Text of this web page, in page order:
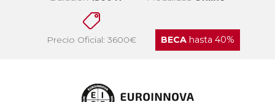
Precio Oficial: 3600€ BECAhasta 40%